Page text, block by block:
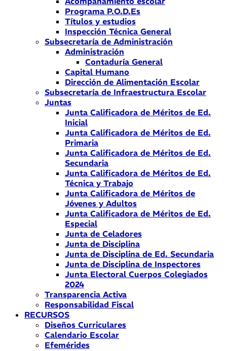
Programa P.O.D.Es
Títulos y estudios
Inspección Técnica General
Subsecretaría de Administración
Administración
Contaduría General
Capital Humano
Dirección de Alimentación Escolar
Subsecretaría de Infraestructura Escolar
Juntas
Junta Calificadora de Méritos de Ed.
Inicial
Junta Calificadora de Méritos de Ed.
Primaria
Junta Calificadora de Méritos de Ed.
Secundaria
Junta Calificadora de Méritos de Ed.
Técnica y Trabajo
Junta Calificadora de Méritos de
Jóvenes y Adultos
Junta Calificadora de Méritos de Ed.
Especial
Junta de Celadores
Junta de Disciplina
Junta de Disciplina de Ed. Secundaria
Junta de Disciplina de Inspectores
Junta Electoral Cuerpos Colegiados
2024
Transparencia Activa
Responsabilidad Fiscal
RECURSOS
Diseños Curriculares
Calendario Escolar
Efemérides